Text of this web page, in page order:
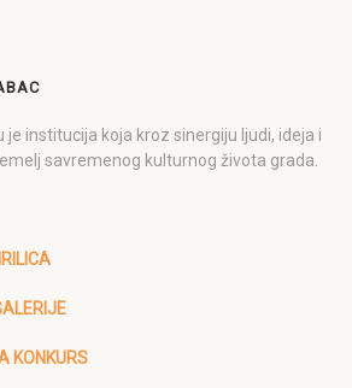
je institucija koja kroz sinergiju ljudi, ideja i
savremenog kulturnog života grada.
KONKURS